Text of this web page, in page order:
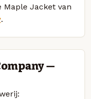
Maple Jacket van
.
—